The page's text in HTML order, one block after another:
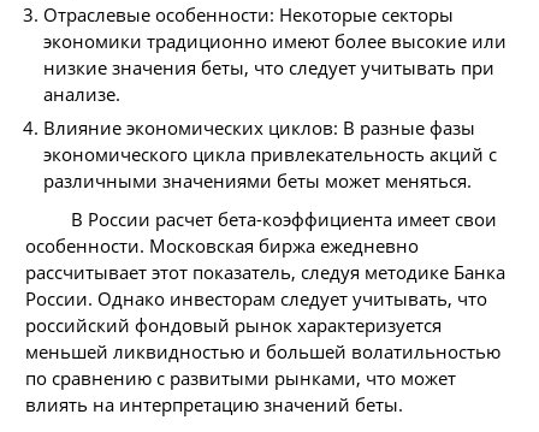
Отраслевые особенности: Некоторые секторы
экономики традиционно имеют более высокие или
низкие значения беты, что следует учитывать при
анализе.
Влияние экономических циклов: В разные фазы
экономического цикла привлекательность акций с
различными значениями беты может меняться.
В России расчет бета-коэффициента имеет свои
особенности. Московская биржа ежедневно
рассчитывает этот показатель, следуя методике Банка
России. Однако инвесторам следует учитывать, что
российский фондовый рынок характеризуется
меньшей ликвидностью и большей волатильностью
по сравнению с развитыми рынками, что может
влиять на интерпретацию значений беты.